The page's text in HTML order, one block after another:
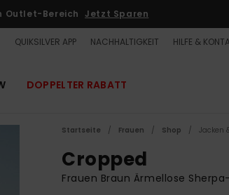
Outlet-Bereich Jetzt Sparen
QUIKSILVER APP NACHHALTIGKEIT HILFE &
DOPPELTER RABATT
Startseite Frauen Shop Jacken
Cropped
Frauen Braun Ärmellose